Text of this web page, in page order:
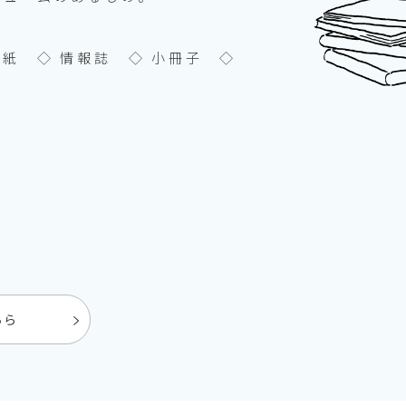
紙 ◇ 情報誌 ◇ 小冊子 ◇